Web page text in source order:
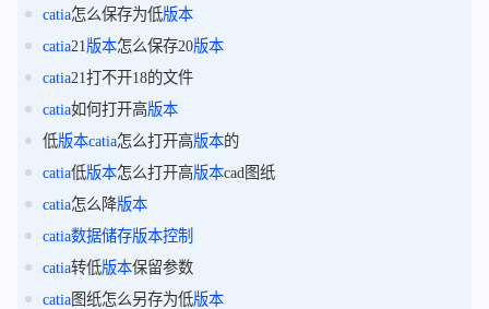
catia怎么保存为低版本
catia21版本怎么保存20版本
catia21打不开18的文件
catia如何打开高版本
低版本catia怎么打开高版本的
catia低版本怎么打开高版本cad图纸
catia怎么降版本
catia数据储存版本控制
catia转低版本保留参数
catia图纸怎么另存为低版本